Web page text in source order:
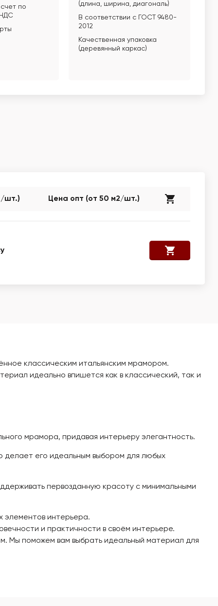
по
(длина, ширина, диагональ)
В соответствии с ГОСТ 9480-
2012
Качественная упаковка
(деревянный каркас)
шт.) Цена опт (от 50 м2/шт.)
классическим итальянским мрамором.
идеально впишется как в классический, так и
мрамора, придавая интерьеру элегантность.
делает его идеальным выбором для любых
первозданную красоту с минимальными
элементов интерьера.
и практичности в своём интерьере.
Мы поможем вам выбрать идеальный материал для